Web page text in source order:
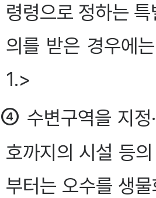
령령으로 정하는
의를 받은 경우에
1.>
④ 수변구역을 지
호까지의 시설 등
부터는 오수를 생